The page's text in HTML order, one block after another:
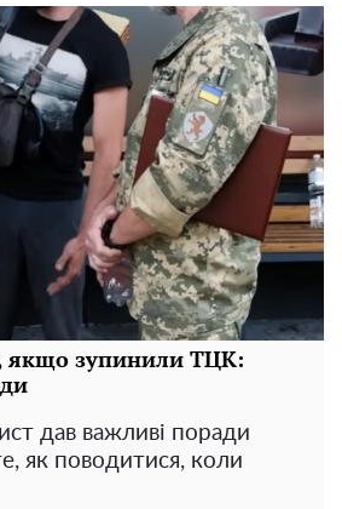
якщо зупинили ТЦК:
дав важливі поради
як поводитися, коли